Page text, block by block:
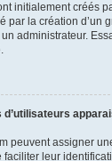
initialement créés
par la création d’un
administrateur.
peuvent assigner
faciliter leur